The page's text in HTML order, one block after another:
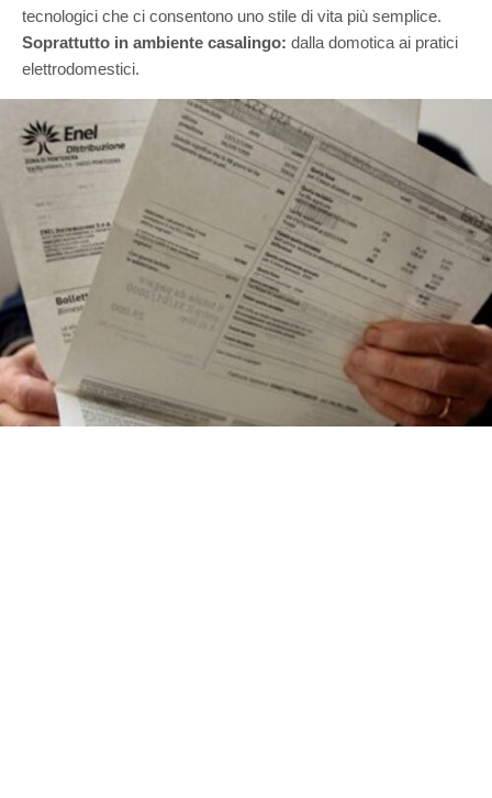
tecnologici che ci consentono uno stile di vita più semplice.
Soprattutto in ambiente casalingo: dalla domotica ai pratici
elettrodomestici.